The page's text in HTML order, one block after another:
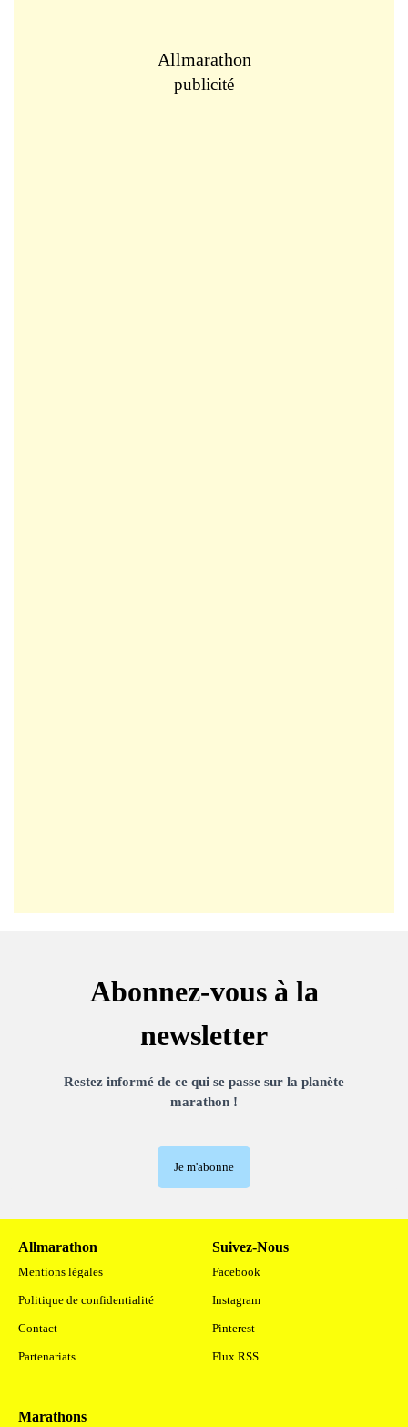
Allmarathon
publicité
Abonnez-vous à la
newsletter
Restez informé de ce qui se passe sur la planète
marathon !
Je m'abonne
Allmarathon
Mentions légales
Politique de confidentialité
Contact
Partenariats
Suivez-Nous
Facebook
Instagram
Pinterest
Flux RSS
Marathons